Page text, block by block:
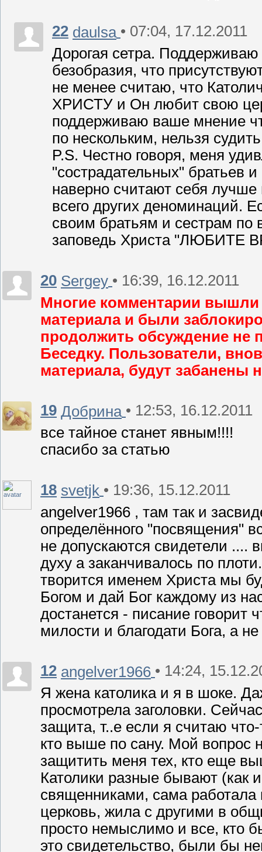
22 daulsa • 07:04, 17.12.2011
Дорогая сетра.
безобразия, что
не менее считаю, что
ХРИСТУ и Он любит свою
поддерживаю ваше мнение
по нескольким, нельзя
P.S. Честно говоря, меня
"сострадательных" братьев
наверно считают себя
всего других деноминаций.
своим братьям и сестрам по
заповедь Христа "ЛЮБИТЕ
20 Sergey • 16:39, 16.12.2011
Многие комментарии вышли
материала и были
продолжить обсуждение не
Беседку. Пользователи,
материала, будут забанены
19 Добрина • 12:53, 16.12.2011
все тайное станет явным!!!!
спасибо за статью
18 svetjk • 19:36, 15.12.2011
angelver1966 , там так и
определённого "посвящения"
не допускаются свидетели ....
духу а заканчивалось по
творится именем Христа мы
Богом и дай Бог каждому из
достанется - писание
милости и благодати Бога, а
12 angelver1966 • 14:24,
Я жена католика и я в шоке.
просмотрела заголовки.
защита, т..е если я считаю
кто выше по сану. Мой вопрос
защитить меня тех, кто еще
Католики разные бывают (как
священниками, сама работала
церковь, жила с другими в
просто немыслимо и все, кто
это свидетельство, были бы